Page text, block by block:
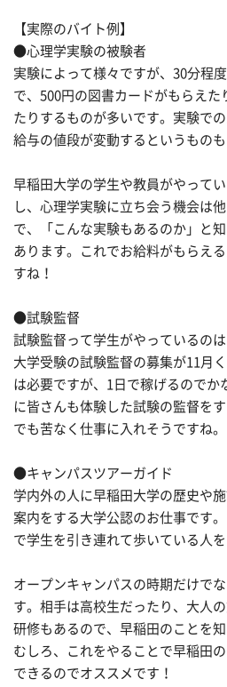
【実際のバイト例】
●心理学実験の被験者
実験によって様々ですが、30分程
で、500円の図書カードがもらえた
たりするものが多いです。実験で
給与の値段が変動するというものも
早稲田大学の学生や教員がやって
し、心理学実験に立ち会う機会は
で、「こんな実験もあるのか」と
あります。これでお給料がもらえ
すね！
●試験監督
試験監督って学生がやっているの
大学受験の試験監督の募集が11月
は必要ですが、1日で稼げるのでか
に皆さんも体験した試験の監督を
でも苦なく仕事に入れそうですね。
●キャンパスツアーガイド
学内外の人に早稲田大学の歴史や
案内をする大学公認のお仕事です
で学生を引き連れて歩いている人を
オープンキャンパスの時期だけで
す。相手は高校生だったり、大人
研修もあるので、早稲田のことを
むしろ、これをやることで早稲田
できるのでオススメです！